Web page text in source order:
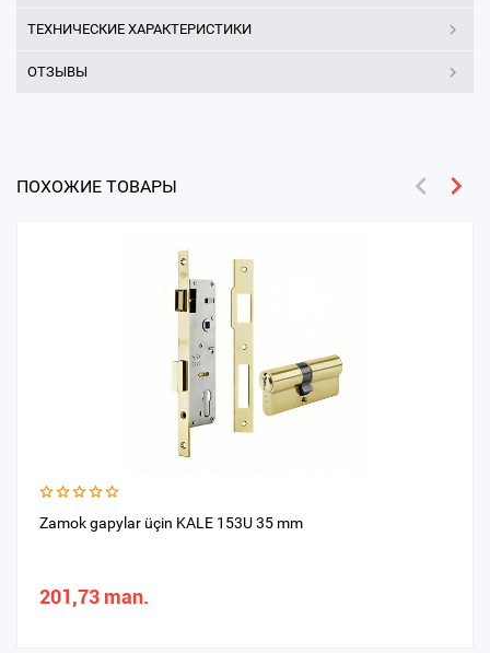
ТЕХНИЧЕСКИЕ ХАРАКТЕРИСТИКИ
ОТЗЫВЫ
ПОХОЖИЕ ТОВАРЫ
Zamok gapylar üçin KALE 153U 35 mm
201,73 man.